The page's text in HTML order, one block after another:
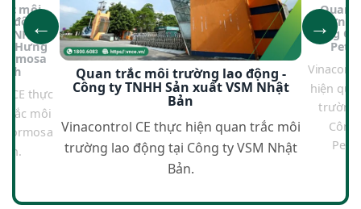
←
môi
động -
TNHH
Hưng
CE thực
trắc môi
Quan trắc môi trường lao động -
Công ty TNHH Sản xuất VSM Nhật
Bản
Vinacontrol CE thực hiện quan trắc môi
trường lao động tại Công ty VSM Nhật
Bản.
Quan
trường
Tổng
hiện
trường
Công
→